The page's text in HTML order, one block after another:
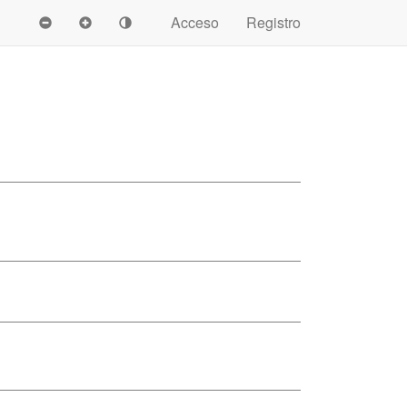
Acceso Registro